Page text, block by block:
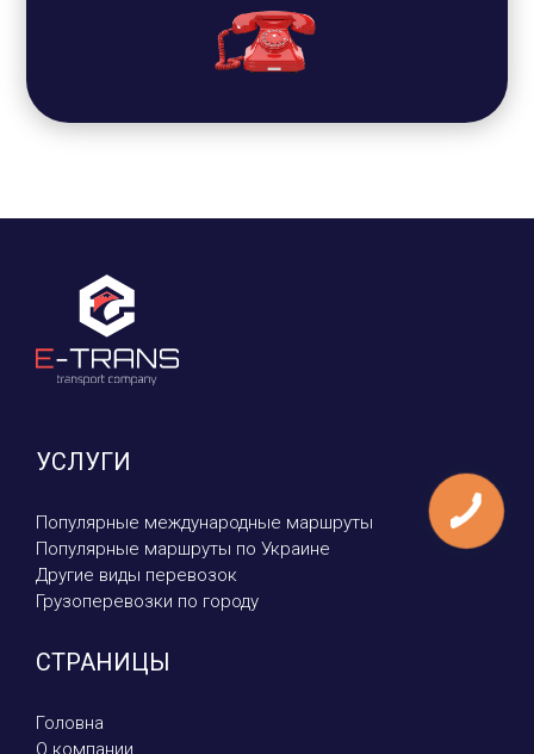
УСЛУГИ
Популярные международные маршруты
Популярные маршруты по Украине
Другие виды перевозок
Грузоперевозки по городу
СТРАНИЦЫ
Головна
О компании